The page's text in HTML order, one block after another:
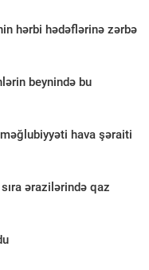
hərbi hədəflərinə zərbə
beynində bu
hava şəraiti
ərazilərində qaz